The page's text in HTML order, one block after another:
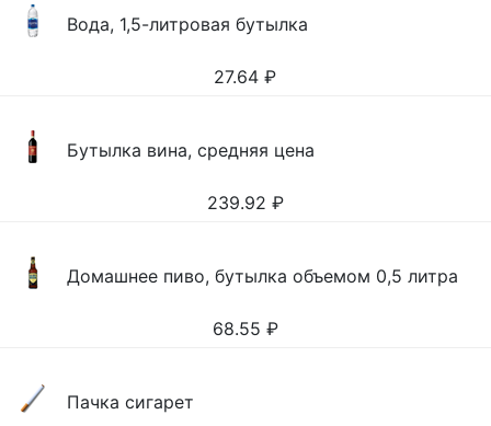
Вода, 1,5-литровая бутылка
27.64 ₽
Бутылка вина, средняя цена
239.92 ₽
Домашнее пиво, бутылка объемом 0,5 литра
68.55 ₽
Пачка сигарет